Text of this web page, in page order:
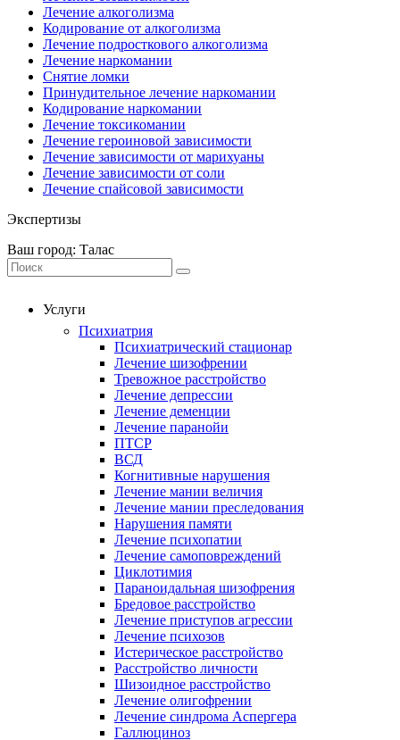
Лечение алкоголизма
Кодирование от алкоголизма
Лечение подросткового алкоголизма
Лечение наркомании
Снятие ломки
Принудительное лечение наркомании
Кодирование наркомании
Лечение токсикомании
Лечение героиновой зависимости
Лечение зависимости от марихуаны
Лечение зависимости от соли
Лечение спайсовой зависимости
Экспертизы
Ваш город: Талас
Услуги
Психиатрия
Психиатрический стационар
Лечение шизофрении
Тревожное расстройство
Лечение депрессии
Лечение деменции
Лечение паранойи
ПТСР
ВСД
Когнитивные нарушения
Лечение мании величия
Лечение мании преследования
Нарушения памяти
Лечение психопатии
Лечение самоповреждений
Циклотимия
Параноидальная шизофрения
Бредовое расстройство
Лечение приступов агрессии
Лечение психозов
Истерическое расстройство
Расстройство личности
Шизоидное расстройство
Лечение олигофрении
Лечение синдрома Аспергера
Галлюциноз